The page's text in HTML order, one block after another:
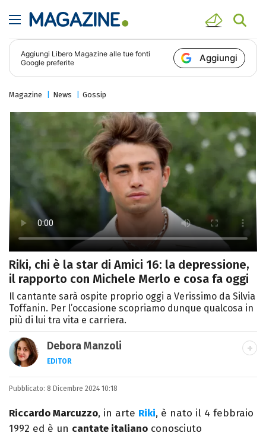
Aggiungi Libero Magazine alle tue fonti
Google preferite
Aggiungi
Magazine News Gossip
Riki, chi è la star di Amici 16: la depressione,
il rapporto con Michele Merlo e cosa fa oggi
Il cantante sarà ospite proprio oggi a Verissimo da Silvia
Toffanin. Per l’occasione scopriamo dunque qualcosa in
più di lui tra vita e carriera.
Debora Manzoli
EDITOR
LINKEDIN
INSTAGRAM FACEBOOK SITO
Scrittrice, copywriter, editor e pubblicista
mantovana, laureata in Lettere, Cinema e
Tv. Ha due libri all’attivo e ama la scrittura
Pubblicato: 8 Dicembre 2024 10:18
Riccardo Marcuzzo, in arte Riki, è nato il 4 febbraio
1992 ed è un cantate italiano conosciuto